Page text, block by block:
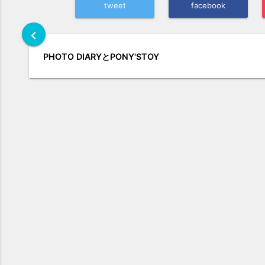
tweet facebook
chevron_left
PHOTO DIARYとPONY'STOY